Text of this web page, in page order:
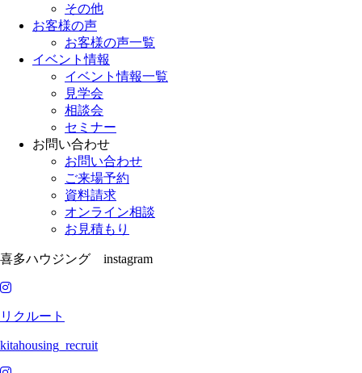
その他
お客様の声
お客様の声一覧
イベント情報
イベント情報一覧
見学会
相談会
セミナー
お問い合わせ
お問い合わせ
ご来場予約
資料請求
オンライン相談
お見積もり
喜多ハウジング instagram
リクルート
kitahousing_recruit